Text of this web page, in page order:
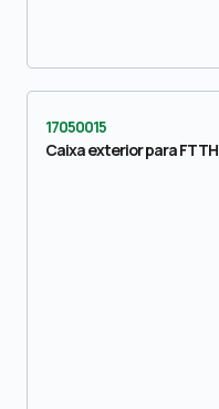
17050015
Caixa exterior para FTTH